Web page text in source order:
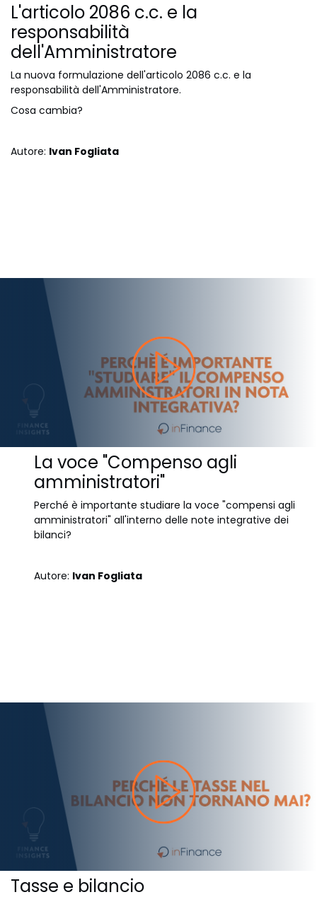
L'articolo 2086 c.c. e la
responsabilità
dell'Amministratore
La nuova formulazione dell'articolo 2086 c.c. e la
responsabilità dell'Amministratore.
Cosa cambia?
Autore: Ivan Fogliata
La voce "Compenso agli
amministratori"
Perché è importante studiare la voce "compensi agli
amministratori" all'interno delle note integrative dei
bilanci?
Autore: Ivan Fogliata
Tasse e bilancio